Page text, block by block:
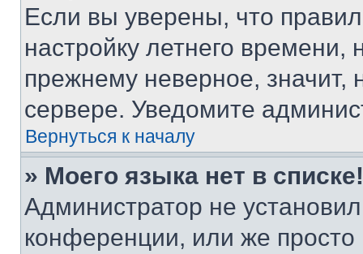
Если вы уверены, что
настройку летнего
прежнему неверное, значит,
сервере. Уведомите
Вернуться к началу
» Моего языка нет в списке!
Администратор не
конференции, или же